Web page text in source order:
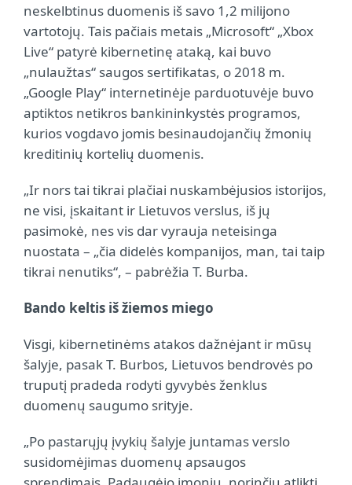
neskelbtinus duomenis iš savo 1,2 milijono
vartotojų. Tais pačiais metais „Microsoft“ „Xbox
Live“ patyrė kibernetinę ataką, kai buvo
„nulaužtas“ saugos sertifikatas, o 2018 m.
„Google Play“ internetinėje parduotuvėje buvo
aptiktos netikros bankininkystės programos,
kurios vogdavo jomis besinaudojančių žmonių
kreditinių kortelių duomenis.
„Ir nors tai tikrai plačiai nuskambėjusios istorijos,
ne visi, įskaitant ir Lietuvos verslus, iš jų
pasimokė, nes vis dar vyrauja neteisinga
nuostata – „čia didelės kompanijos, man, tai taip
tikrai nenutiks“, – pabrėžia T. Burba.
Bando keltis iš žiemos miego
Visgi, kibernetinėms atakos dažnėjant ir mūsų
šalyje, pasak T. Burbos, Lietuvos bendrovės po
truputį pradeda rodyti gyvybės ženklus
duomenų saugumo srityje.
„Po pastarųjų įvykių šalyje juntamas verslo
susidomėjimas duomenų apsaugos